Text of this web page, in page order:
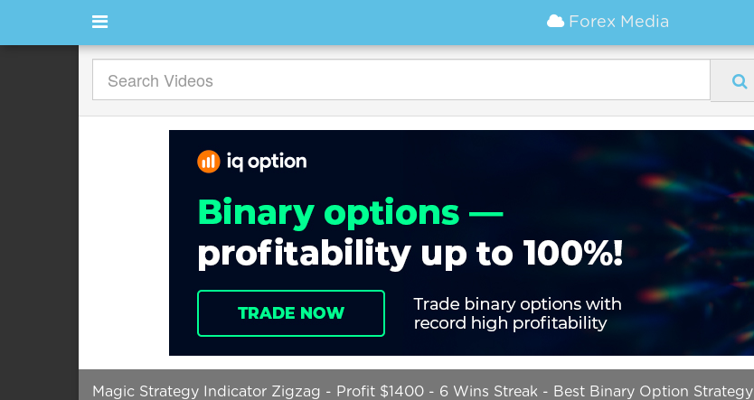
Forex Media
Magic Strategy Indicator Zigzag - Profit $1400 - 6 Wins Streak - Best Binary Option Strategy